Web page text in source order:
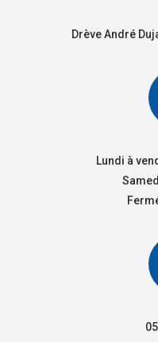
Drève André
Lundi à